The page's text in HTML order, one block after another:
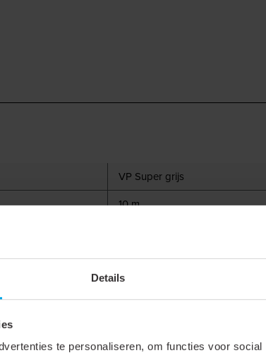
Details
te personaliseren, om functies voor
VP Super grijs
10 m
156 mm
PA PVC coating